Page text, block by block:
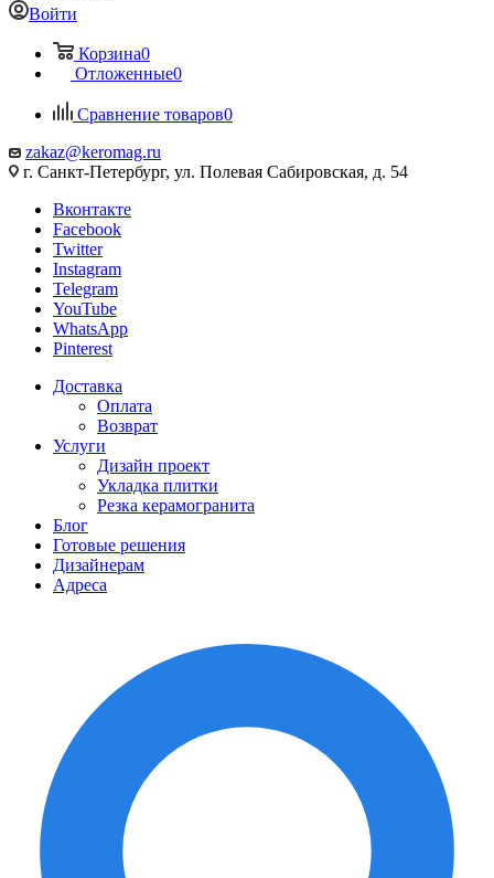
Войти
Корзина0
Отложенные0
Сравнение товаров0
zakaz@keromag.ru
г. Санкт-Петербург, ул. Полевая Сабировская, д. 54
Вконтакте
Facebook
Twitter
Instagram
Telegram
YouTube
WhatsApp
Pinterest
Доставка
Оплата
Возврат
Услуги
Дизайн проект
Укладка плитки
Резка керамогранита
Блог
Готовые решения
Дизайнерам
Адреса